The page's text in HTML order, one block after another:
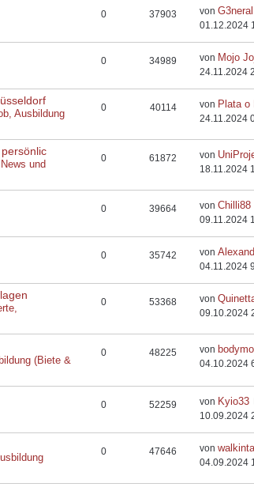
0 37903 vonG3neral
01.12.2024
0 34989 von Mojo
24.11.2024
Ausbildung
0 40114 von Plata o
24.11.2024
und
0 61872 von
18.11.2024
0 39664 vonChilli88
09.11.2024
0 35742 von
04.11.2024
0 53368 von
09.10.2024
(Biete &
0 48225 von
04.10.2024
0 52259 von Kyio33
10.09.2024
0 47646 von
04.09.2024